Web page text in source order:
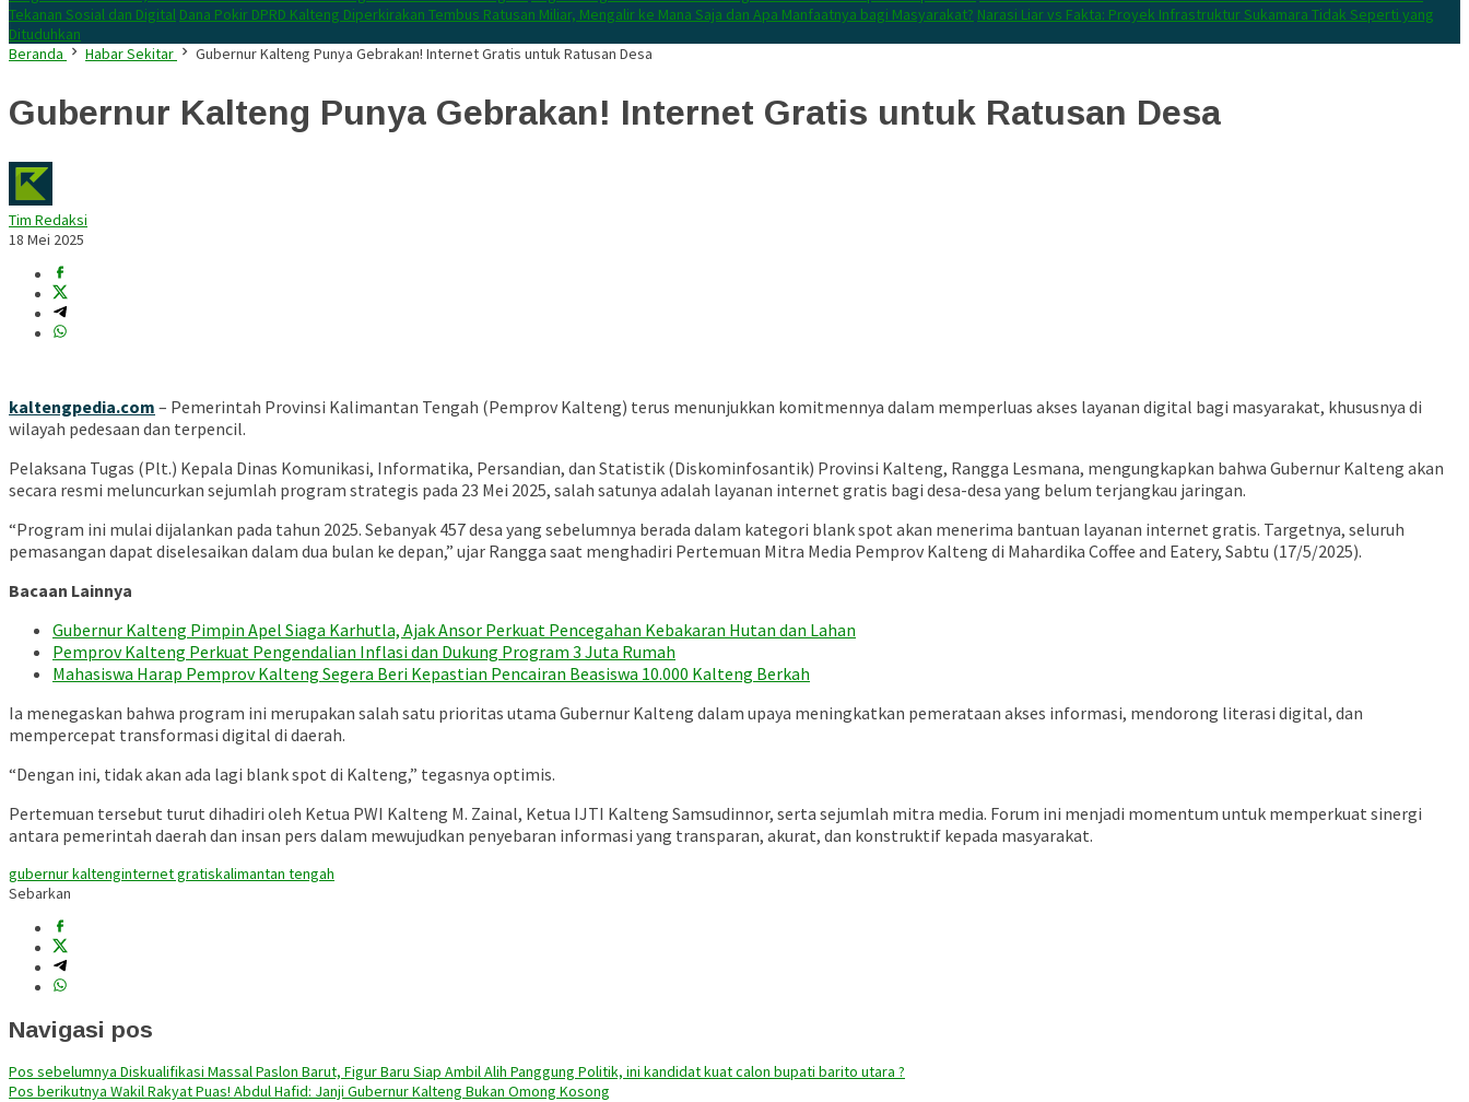
Tekanan Sosial dan Digital Dana Pokir DPRD Kalteng Diperkirakan Tembus Ratusan Miliar, Mengalir ke Mana Saja dan Apa Manfaatnya bagi Masyarakat? Narasi Liar vs Fakta: Proyek Infrastruktur Sukamara Tidak Seperti yang
Dituduhkan
Beranda
Habar Sekitar Gubernur Kalteng Punya Gebrakan! Internet Gratis untuk Ratusan Desa
Gubernur Kalteng Punya Gebrakan! Internet Gratis untuk Ratusan Desa
Tim Redaksi
18 Mei 2025
kaltengpedia.com – Pemerintah Provinsi Kalimantan Tengah (Pemprov Kalteng) terus menunjukkan komitmennya dalam memperluas akses layanan digital bagi masyarakat, khususnya di
wilayah pedesaan dan terpencil.
Pelaksana Tugas (Plt.) Kepala Dinas Komunikasi, Informatika, Persandian, dan Statistik (Diskominfosantik) Provinsi Kalteng, Rangga Lesmana, mengungkapkan bahwa Gubernur Kalteng akan
secara resmi meluncurkan sejumlah program strategis pada 23 Mei 2025, salah satunya adalah layanan internet gratis bagi desa-desa yang belum terjangkau jaringan.
“Program ini mulai dijalankan pada tahun 2025. Sebanyak 457 desa yang sebelumnya berada dalam kategori blank spot akan menerima bantuan layanan internet gratis. Targetnya, seluruh
pemasangan dapat diselesaikan dalam dua bulan ke depan,” ujar Rangga saat menghadiri Pertemuan Mitra Media Pemprov Kalteng di Mahardika Coffee and Eatery, Sabtu (17/5/2025).
Bacaan Lainnya
Gubernur Kalteng Pimpin Apel Siaga Karhutla, Ajak Ansor Perkuat Pencegahan Kebakaran Hutan dan Lahan
Pemprov Kalteng Perkuat Pengendalian Inflasi dan Dukung Program 3 Juta Rumah
Mahasiswa Harap Pemprov Kalteng Segera Beri Kepastian Pencairan Beasiswa 10.000 Kalteng Berkah
Ia menegaskan bahwa program ini merupakan salah satu prioritas utama Gubernur Kalteng dalam upaya meningkatkan pemerataan akses informasi, mendorong literasi digital, dan
mempercepat transformasi digital di daerah.
“Dengan ini, tidak akan ada lagi blank spot di Kalteng,” tegasnya optimis.
Pertemuan tersebut turut dihadiri oleh Ketua PWI Kalteng M. Zainal, Ketua IJTI Kalteng Samsudinnor, serta sejumlah mitra media. Forum ini menjadi momentum untuk memperkuat sinergi
antara pemerintah daerah dan insan pers dalam mewujudkan penyebaran informasi yang transparan, akurat, dan konstruktif kepada masyarakat.
gubernur kaltenginternet gratiskalimantan tengah
Sebarkan
Navigasi pos
Pos sebelumnya Diskualifikasi Massal Paslon Barut, Figur Baru Siap Ambil Alih Panggung Politik, ini kandidat kuat calon bupati barito utara ?
Pos berikutnya Wakil Rakyat Puas! Abdul Hafid: Janji Gubernur Kalteng Bukan Omong Kosong